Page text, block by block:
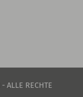
- ALLE RECHTE